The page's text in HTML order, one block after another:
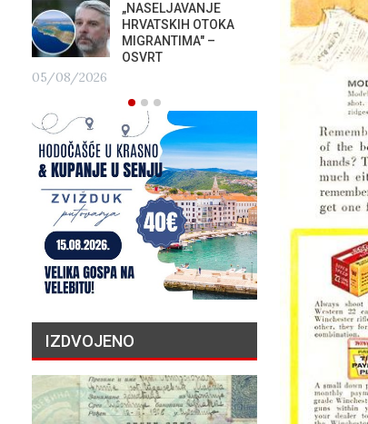
„NASELJAVANJE
HRVATSKIH OTOKA
MIGRANTIMA″ –
OSVRT
05/08/2026
IZDVOJENO